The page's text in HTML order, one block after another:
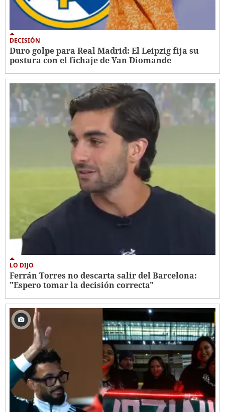
DECISIÓN
Duro golpe para Real Madrid: El Leipzig fija su
postura con el fichaje de Yan Diomande
LO DIJO
Ferrán Torres no descarta salir del Barcelona:
"Espero tomar la decisión correcta"